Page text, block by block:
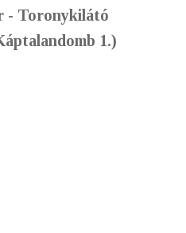
- Toronykilátó
1.)